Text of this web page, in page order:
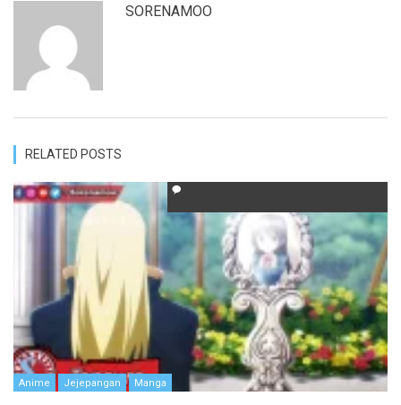
SORENAMOO
RELATED POSTS
Anime Jejepangan Manga